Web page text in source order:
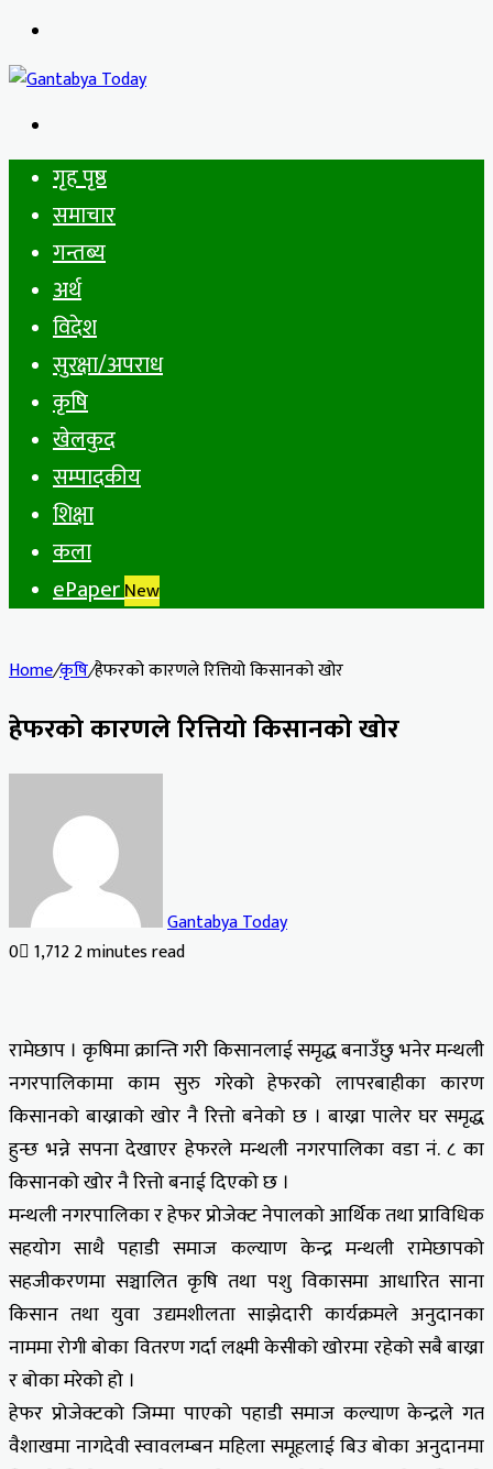
for
गृह पृष्ठ
समाचार
गन्तब्य
अर्थ
विदेश
सुरक्षा/अपराध
कृषि
खेलकुद
सम्पादकीय
शिक्षा
कला
ePaperNew
Home/कृषि/हेफरको कारणले रित्तियो किसानको खोर
हेफरको कारणले रित्तियो किसानको खोर
Gantabya Today
0 1,7122 minutes read
रामेछाप । कृषिमा क्रान्ति गरी किसानलाई समृद्ध बनाउँछु भनेर मन्थली
नगरपालिकामा काम सुरु गरेको हेफरको लापरबाहीका कारण
किसानको बाख्राको खोर नै रित्तो बनेको छ । बाख्रा पालेर घर समृद्ध
हुन्छ भन्ने सपना देखाएर हेफरले मन्थली नगरपालिका वडा नं. ८ का
किसानको खोर नै रित्तो बनाई दिएको छ ।
मन्थली नगरपालिका र हेफर प्रोजेक्ट नेपालको आर्थिक तथा प्राविधिक
सहयोग साथै पहाडी समाज कल्याण केन्द्र मन्थली रामेछापको
सहजीकरणमा सञ्चालित कृषि तथा पशु विकासमा आधारित साना
किसान तथा युवा उद्यमशीलता साझेदारी कार्यक्रमले अनुदानका
नाममा रोगी बोका वितरण गर्दा लक्ष्मी केसीको खोरमा रहेको सबै बाख्रा
र बोका मरेको हो ।
हेफर प्रोजेक्टको जिम्मा पाएको पहाडी समाज कल्याण केन्द्रले गत
वैशाखमा नागदेवी स्वावलम्बन महिला समूहलाई बिउ बोका अनुदानमा